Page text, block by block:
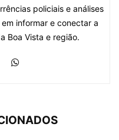
policiais e análises
informar e conectar a
Boa Vista e região.